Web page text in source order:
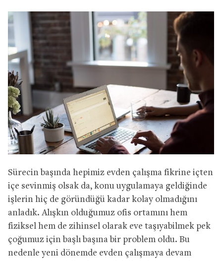
Sürecin başında hepimiz evden çalışma fikrine içten
içe sevinmiş olsak da, konu uygulamaya geldiğinde
işlerin hiç de göründüğü kadar kolay olmadığını
anladık. Alışkın olduğumuz ofis ortamını hem
fiziksel hem de zihinsel olarak eve taşıyabilmek pek
çoğumuz için başlı başına bir problem oldu. Bu
nedenle yeni dönemde evden çalışmaya devam